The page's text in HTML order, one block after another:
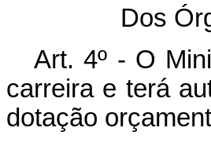
Dos
Art. 4º - O
carreira e terá
dotação